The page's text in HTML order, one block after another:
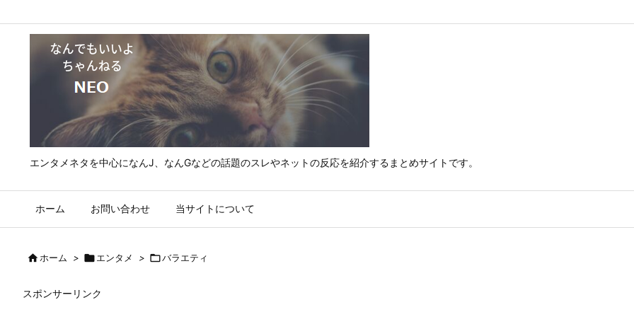
エンタメネタを中心になんJ、なんGなどの話題のスレやネットの反応を紹介するまとめサイトです。
ホーム お問い合わせ 当サイトについて
ホーム > エンタメ > バラエティ
スポンサーリンク